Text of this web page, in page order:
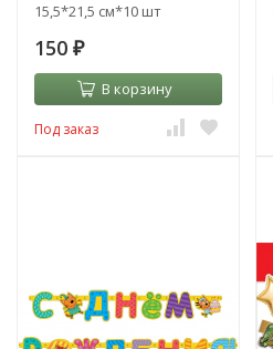
15,5*21,5 см*10 шт
150 ₽
В корзину
Под заказ